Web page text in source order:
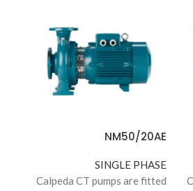
NM50/20AE
SINGLE PHASE
Calpeda CT pumps are fitted